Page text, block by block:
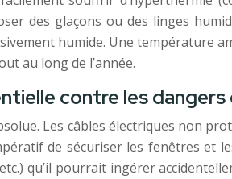
des glaçons ou des linges
humide. Une température
au long de l’année.
contre les
Les câbles électriques non
de sécuriser les fenêtres
qu’il pourrait ingérer